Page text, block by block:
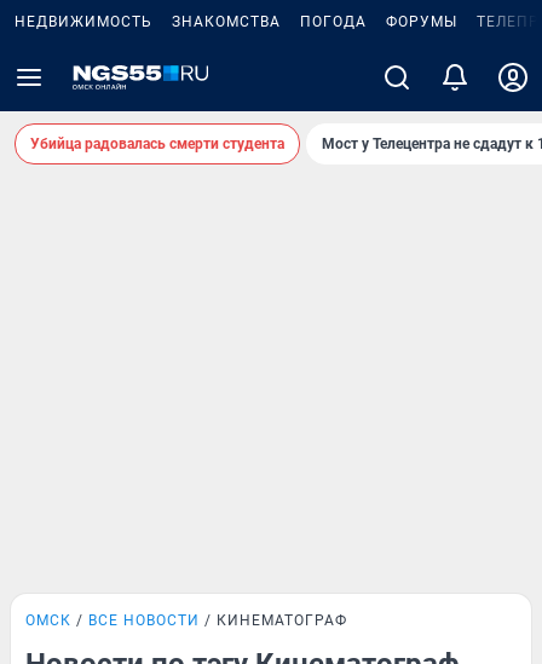
НЕДВИЖИМОСТЬ ЗНАКОМСТВА ПОГОДА ФОРУМЫ
Убийца радовалась смерти студента Мост у Телецентра не сдадут к
ОМСК ВСЕ НОВОСТИ КИНЕМАТОГРАФ